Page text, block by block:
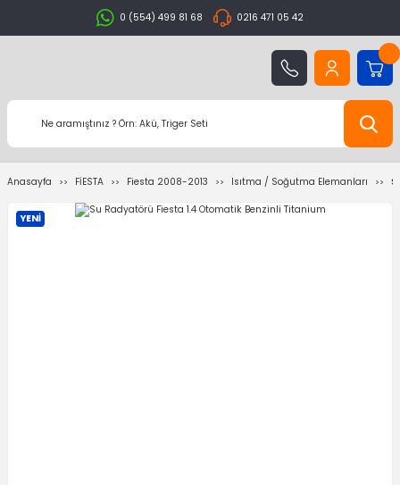
0 (554) 499 81 68 0216 471 05 42
Anasayfa FİESTA Fiesta 2008-2013 Isıtma / Soğutma Elemanları
YENİ